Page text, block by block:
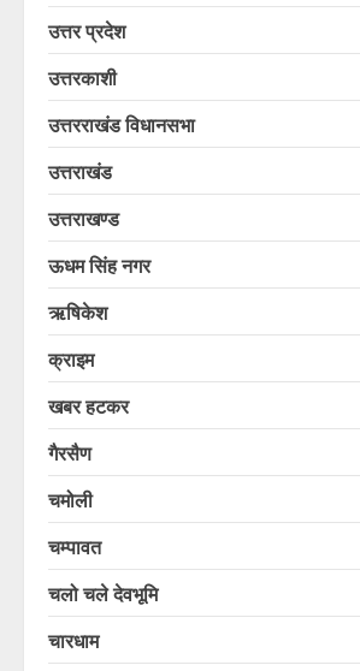
उत्तर प्रदेश
उत्तरकाशी
उत्तरराखंड विधानसभा
उत्तराखंड
उत्तराखण्ड
ऊधम सिंह नगर
ऋषिकेश
क्राइम
खबर हटकर
गैरसैण
चमोली
चम्पावत
चलो चले देवभूमि
चारधाम